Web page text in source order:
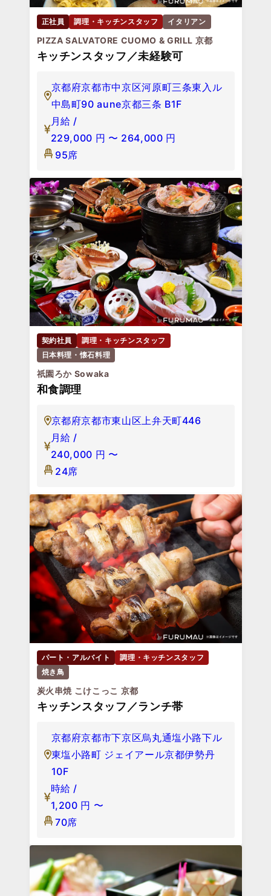
正社員 調理・キッチンスタッフ イタリアン
PIZZA SALVATORE CUOMO & GRILL 京都
キッチンスタッフ／未経験可
京都府京都市中京区河原町三条東入ル
中島町90 aune京都三条 B1F
月給 /
229,000 円 〜 264,000 円
95席
契約社員
調理・キッチンスタッフ
日本料理・懐石料理
祇園ろか Sowaka
和食調理
京都府京都市東山区上弁天町446
月給 /
240,000 円 〜
24席
パート・アルバイト
調理・キッチンスタッフ
焼き鳥
炭火串焼 こけこっこ 京都
キッチンスタッフ／ランチ帯
京都府京都市下京区烏丸通塩小路下ル
東塩小路町 ジェイアール京都伊勢丹
10F
時給 /
1,200 円 〜
70席